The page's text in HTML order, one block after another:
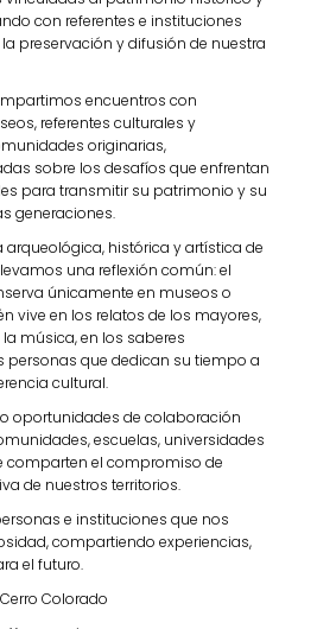
con referentes e instituciones
preservación y difusión de nuestra
encuentros con
referentes culturales y
originarias,
sobre los desafíos que enfrentan
para transmitir su patrimonio y su
generaciones.
arqueológica, histórica y artística de
una reflexión común: el
únicamente en museos o
vive en los relatos de los mayores,
música, en los saberes
personas que dedican su tiempo a
cultural.
oportunidades de colaboración
escuelas, universidades
comparten el compromiso de
de nuestros territorios.
e instituciones que nos
compartiendo experiencias,
el futuro.
Colorado